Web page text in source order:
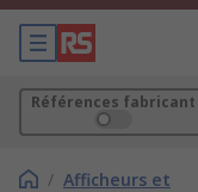
Références fabricant
/ Afficheurs et